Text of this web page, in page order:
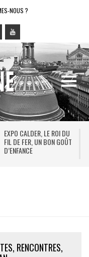
NOUS ?
EXPO CALDER, LE ROI DU
FIL DE FER, UN BON GOÛT
D’ENFANCE
RENCONTRES,